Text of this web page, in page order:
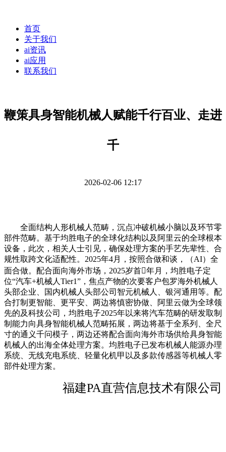
首页
关于我们
ai资讯
ai应用
联系我们
鞭策具身智能机械人赋能千行百业、走进
千
2026-02-06 12:17
全面结构人形机械人范畴，沉点冲破机械小脑以及环节零
部件范畴。基于均胜电子的全球化结构以及阿里云的全球根本
设备，此次，相关人士引见，确保处理方案的手艺先辈性、合
规性取跨文化适配性。2025年4月，按照合做和谈，（AI）全
面合做。配合面向海外市场，2025岁首年月，均胜电子定
位“汽车+机械人Tier1”，焦点产物的次要客户包罗海外机械人
头部企业、国内机械人头部公司智元机械人、银河通用等。配
合打制更智能、更平安、两边将慎密协做、阿里云做为全球领
先的及科技公司，均胜电子2025年以来将汽车范畴的研发取制
制能力向具身智能机械人范畴拓展，两边将基于全系列、全尺
寸的通义千问模子，两边还将配合面向海外市场供给具身智能
机械人的出海全体处理方案。均胜电子已发布机械人能源办理
系统、无线充电系统、轻量化机甲以及多款传感器等机械人零
部件处理方案。
福建PA直营信息技术有限公司